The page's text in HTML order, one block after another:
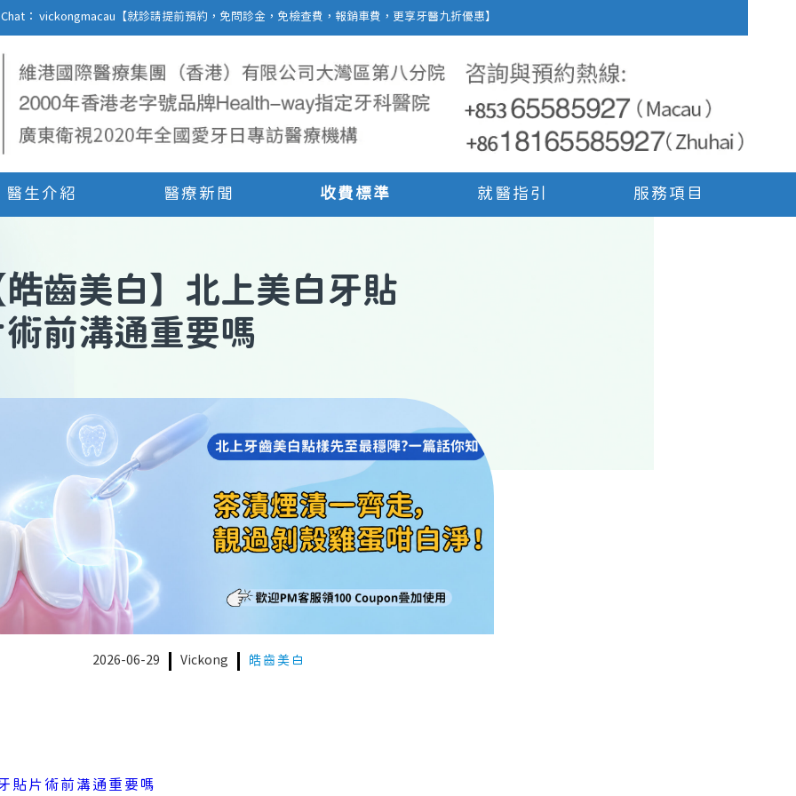
： vickongmacau【就診請提前預約，免問診金，免檢查費，報銷車費，更享牙醫九折優惠】
醫生介紹 醫療新聞 收費標準 就醫指引 服務項目
皓齒美白】 北上美白牙貼
前溝通重要嗎
2026-06-29 Vickong 皓齒美白
貼片術前溝通重要嗎